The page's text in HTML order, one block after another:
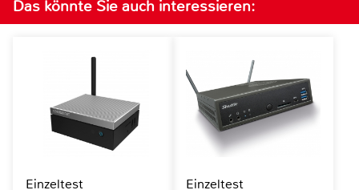
Das könnte Sie auch interessieren:
Einzeltest
Einzeltest